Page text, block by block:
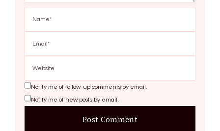
Notify me of follow-up comments by email.
Notify me of new posts by email.